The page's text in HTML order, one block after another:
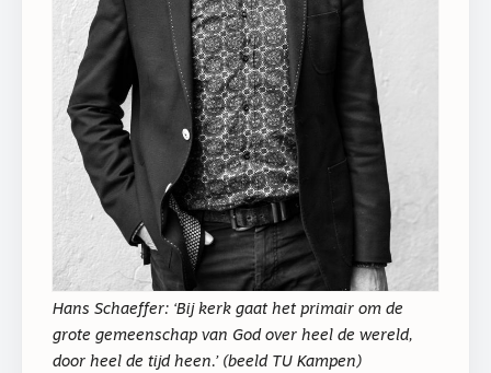
Hans Schaeffer: ‘Bij kerk gaat het primair om de
grote gemeenschap van God over heel de wereld,
door heel de tijd heen.’ (beeld TU Kampen)